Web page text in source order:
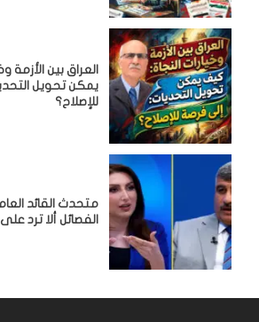
العراق بين الأزمة
يمكن تحويل
للإصلاح؟
متحدث القائد
الفصائل ألا ترد